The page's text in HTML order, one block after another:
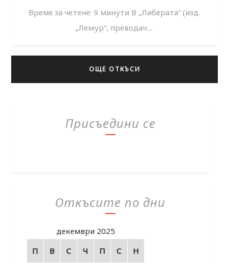
Време за четене: 9 минути В „Либерата“ (изд.
„Лемур“, преводач:...
ОЩЕ ОТКЪСИ
Присъедини се
Откъсите по дни
декември 2025
П
В С Ч П С Н